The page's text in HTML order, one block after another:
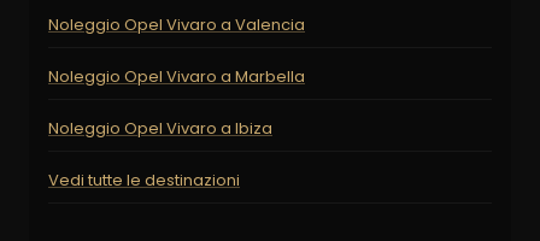
Noleggio Opel Vivaro a Valencia
Noleggio Opel Vivaro a Marbella
Noleggio Opel Vivaro a Ibiza
Vedi tutte le destinazioni